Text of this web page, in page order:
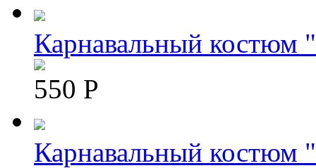
Карнавальный костюм
550 Р
Карнавальный костюм